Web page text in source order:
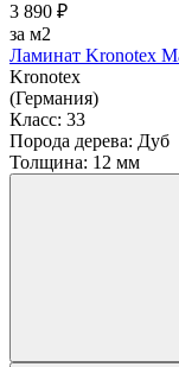
3 890 ₽
за м2
Ламинат Kronotex
Kronotex
(Германия)
Класс: 33
Порода дерева: Дуб
Толщина: 12 мм